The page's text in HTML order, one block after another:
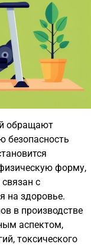
обращают
безопасность
форму,
с
на здоровье.
в производстве
аспектом,
токсического